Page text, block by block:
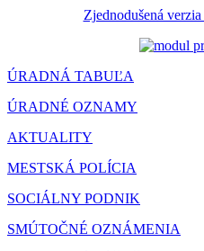
Zjednodušená
ÚRADNÁ TABUĽA
ÚRADNÉ OZNAMY
AKTUALITY
MESTSKÁ POLÍCIA
SOCIÁLNY PODNIK
SMÚTOČNÉ OZNÁMENIA